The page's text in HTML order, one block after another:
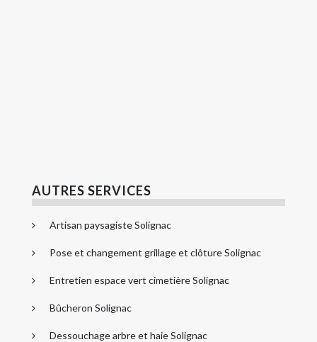
AUTRES SERVICES
Artisan paysagiste Solignac
Pose et changement grillage et clôture Solignac
Entretien espace vert cimetière Solignac
Bûcheron Solignac
Dessouchage arbre et haie Solignac